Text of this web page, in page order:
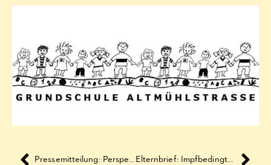
Pressemitteilung: Perspektivplanung für Kita und Schule für März bleibt bestehen Elternbrief: Impfbedingter Unterrichtsausfall